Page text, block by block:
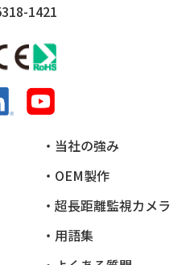
1421
・当社の強み
・OEM製作
・超長距離監視カメラ
・用語集